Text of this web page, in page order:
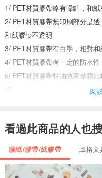
1/ PET材質膠帶略有噪點，和
2/ PET材質膠帶無印刷部分是
和紙膠帶不透明
3/ PET材質膠帶有白墨，相對
4/ PET材質膠帶有一定的防水
5/ PET材質膠帶特油效果整體
1/ 實物會有些許色差，實際顏色
3/ 特油在1mm內的移位屬正常情
4/ 紙膠帶是一種很薄半透的紙
閱
看過此商品的人也
膠紙/膠帶/紙膠帶 風格文